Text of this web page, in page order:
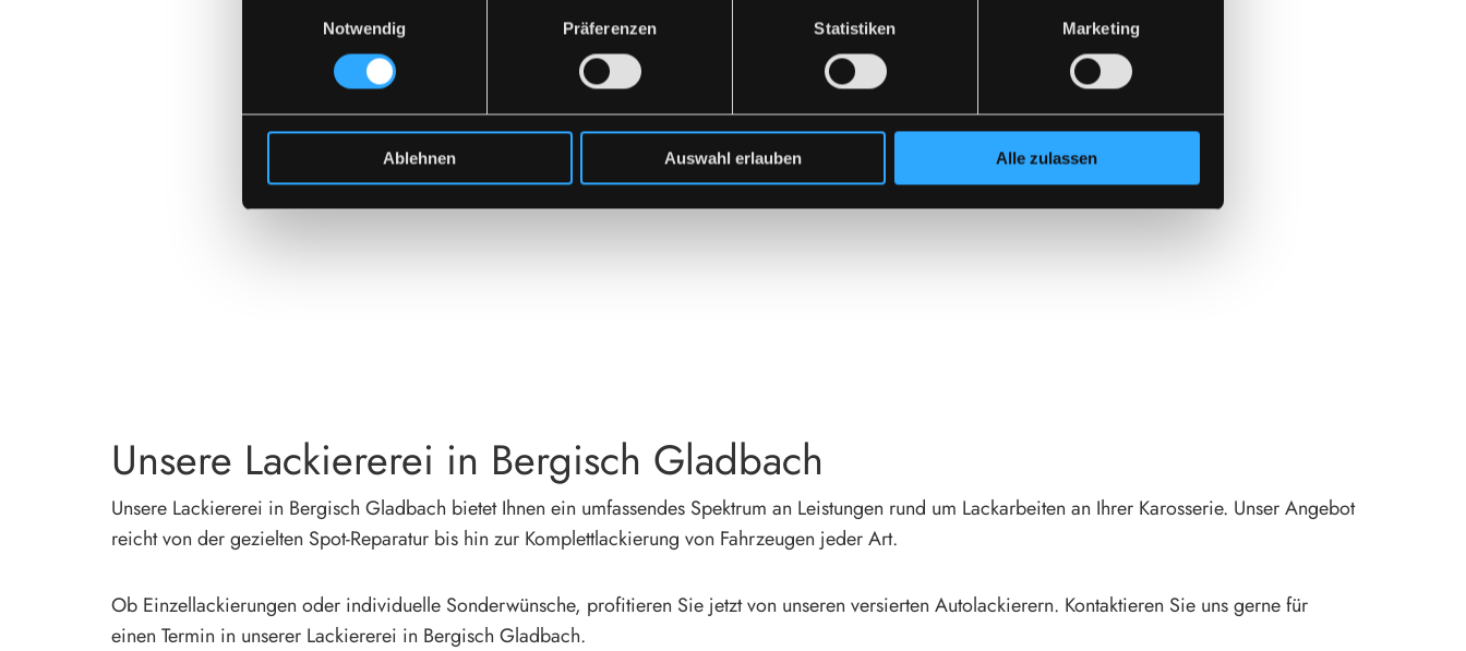
Notwendig
Präferenzen Statistiken Marketing
Ablehnen Auswahl erlauben Alle zulassen
Unsere Lackiererei in Bergisch Gladbach
Unsere Lackiererei in Bergisch Gladbach bietet Ihnen ein umfassendes Spektrum an Leistungen rund um Lackarbeiten an Ihrer Karosserie. Unser Angebot
reicht von der gezielten Spot-Reparatur bis hin zur Komplettlackierung von Fahrzeugen jeder Art.
Ob Einzellackierungen oder individuelle Sonderwünsche, profitieren Sie jetzt von unseren versierten Autolackierern. Kontaktieren Sie uns gerne für
einen Termin in unserer Lackiererei in Bergisch Gladbach.